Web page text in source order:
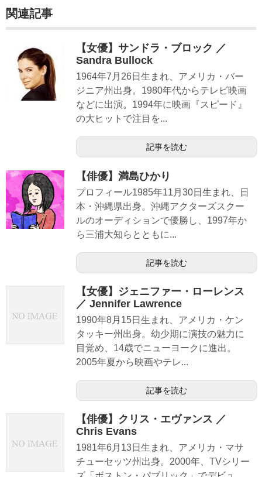
関連記事
【女優】サンドラ・ブロック ／
Sandra Bullock
1964年7月26日生まれ、アメリカ・バー
ジニア州出身。1980年代からテレビ映画
などに出演。1994年に映画『スピード』
の大ヒットで注目を...
記事を読む
【俳優】満島ひかり
プロフィール1985年11月30日生まれ、日
本・沖縄県出身。沖縄アクターズスクー
ルのオーディションで優勝し、1997年か
ら三浦大知らとともに...
記事を読む
【女優】ジェニファー・ローレンス
／ Jennifer Lawrence
1990年8月15日生まれ、アメリカ・ケン
タッキー州出身。幼少期に演技の魅力に
目覚め、14歳でニューヨークに進出。
2005年夏から映画やテレ...
記事を読む
【俳優】クリス・エヴァンス ／
Chris Evans
1981年6月13日生まれ、アメリカ・マサ
チューセッツ州出身。2000年、TVシリー